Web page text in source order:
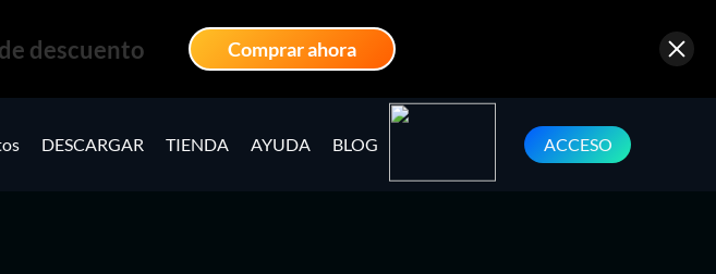
DESCARGAR TIENDA AYUDA BLOG ACCESO
descuento Comprar ahora